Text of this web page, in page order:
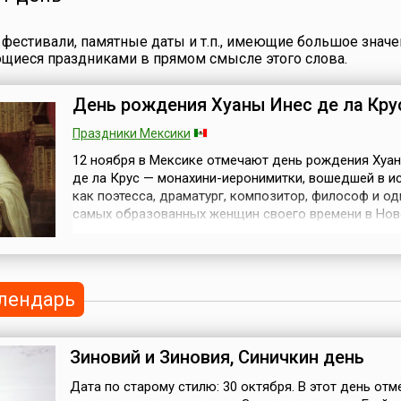
—
пожилых людей и людей с
ослабленной иммунной
факторов риска — курение,
интубация, частые
бронхиты, переохлаждение
вызывать ...
день в 1995
всеобщего
референдума
принята
Азербайджана
Азербайджана,
многовековые
своей
памятные даты и т.п., имеющие большое
праздниками в прямом смысле этого слова.
День рождения Хуаны Инес де ла
Праздники Мексики
12 ноября в Мексике отмечают день рождения
де ла Крус — монахини-иеронимитки, вошедшей в
как поэтесса, драматург, композитор, философ и
самых образованных женщин своего времени в
предполагают, не были о...
Зиновий и Зиновия, Синичкин день
Дата по старому стилю: 30 октября. В этот день